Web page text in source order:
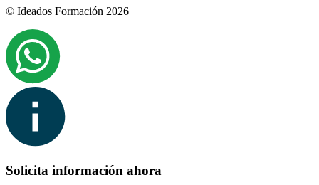
© Ideados Formación 2026
Solicita información ahora